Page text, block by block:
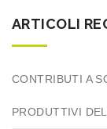
ARTICOLI
CONTRIBUTI A
PRODUTTIVI